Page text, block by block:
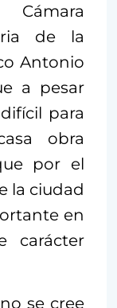
de la
Antonio
a pesar
para
obra
por el
la ciudad
en
carácter
se cree